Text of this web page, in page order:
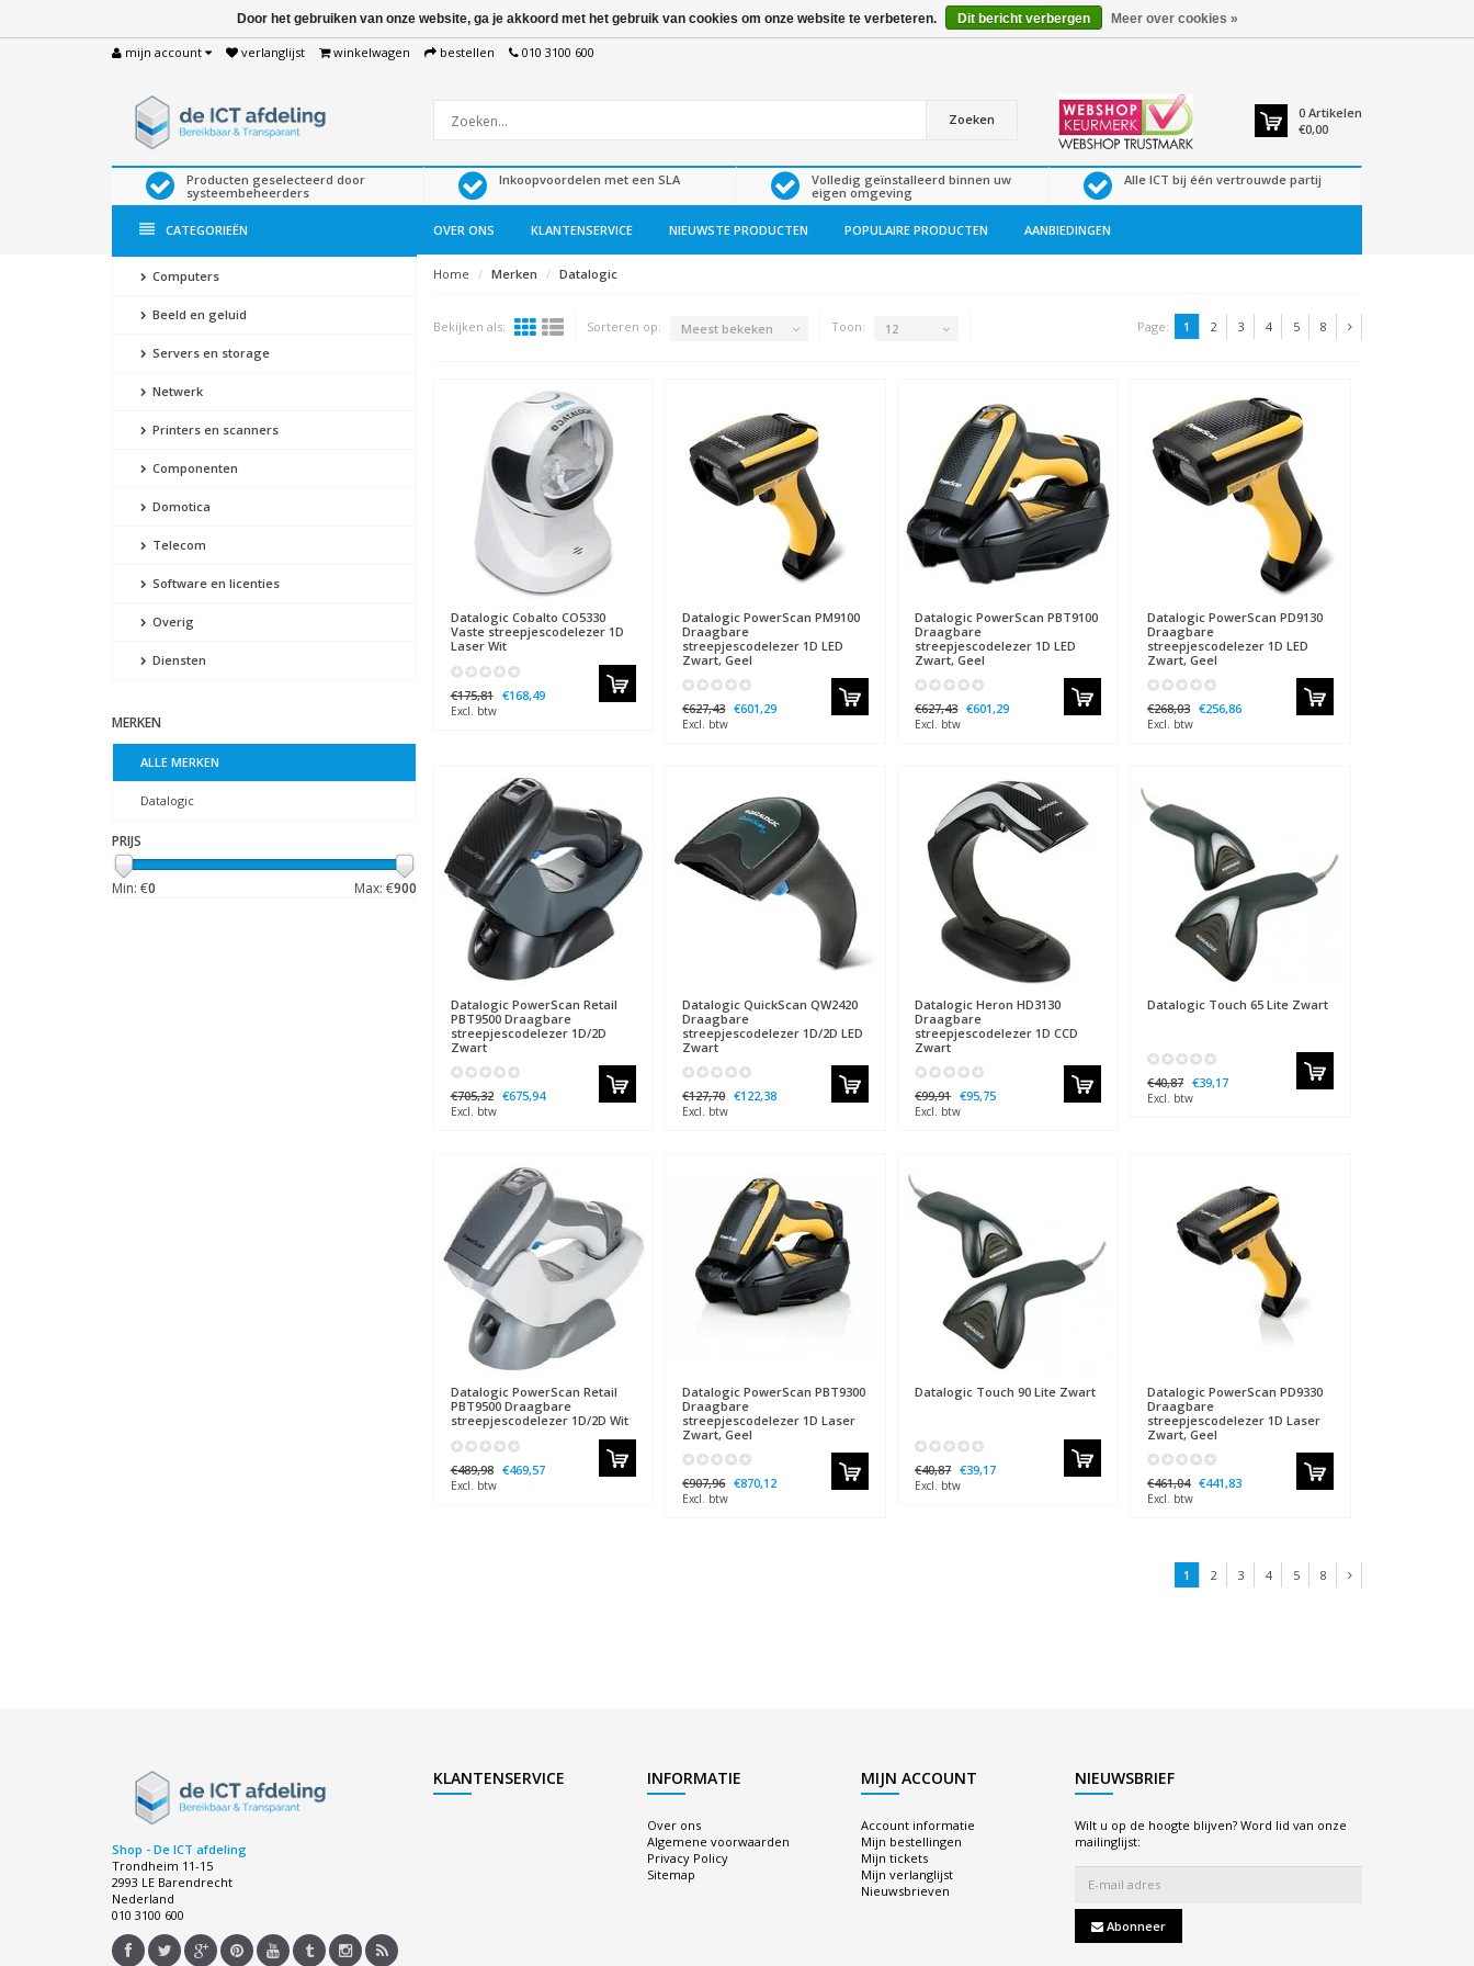
mijn account verlanglijst winkelwagen bestellen 010 3100 600
Zoeken 0 Artikelen
€0,00
Producten geselecteerd door
systeembeheerders
Inkoopvoordelen met een SLA
Volledig geïnstalleerd binnen uw
eigen omgeving
Alle ICT bij één vertrouwde partij
CATEGORIEËN OVER ONS KLANTENSERVICE NIEUWSTE PRODUCTEN POPULAIRE PRODUCTEN AANBIEDINGEN
Computers
Beeld en geluid
Servers en storage
Netwerk
Printers en scanners
Componenten
Domotica
Telecom
Software en licenties
Overig
Diensten
MERKEN
ALLE MERKEN
Datalogic
PRIJS
Min: €0 Max: €900
Home Merken Datalogic
Bekijken als: Sorteren op: Meest bekeken Toon: 12 Page: 1 2 3 4 5 8
DatalogicCobalto CO5330
Vaste streepjescodelezer 1D
Laser Wit
€175,81 €168,49
Excl. btw
Datalogic PowerScan PM9100
Draagbare
streepjescodelezer 1D LED
Zwart, Geel
€627,43 €601,29
Excl. btw
Datalogic PowerScan PBT9100
Draagbare
streepjescodelezer 1D LED
Zwart, Geel
€627,43 €601,29
Excl. btw
Datalogic PowerScan PD9130
Draagbare
streepjescodelezer 1D LED
Zwart, Geel
€268,03 €256,86
Excl. btw
DatalogicPowerScan Retail
PBT9500 Draagbare
streepjescodelezer 1D/2D
Zwart
€705,32 €675,94
Excl. btw
Datalogic QuickScan QW2420
Draagbare
streepjescodelezer 1D/2D LED
Zwart
€127,70 €122,38
Excl. btw
Datalogic Heron HD3130
Draagbare
streepjescodelezer 1D CCD
Zwart
€99,91 €95,75
Excl. btw
Datalogic Touch 65 Lite Zwart
€40,87 €39,17
Excl. btw
DatalogicPowerScan Retail
PBT9500 Draagbare
streepjescodelezer 1D/2D Wit
€489,98 €469,57
Excl. btw
Datalogic PowerScan PBT9300
Draagbare
streepjescodelezer 1D Laser
Zwart, Geel
€907,96 €870,12
Excl. btw
Datalogic Touch 90 Lite Zwart
€40,87 €39,17
Excl. btw
Datalogic PowerScan PD9330
Draagbare
streepjescodelezer 1D Laser
Zwart, Geel
€461,04 €441,83
Excl. btw
1 2 3 4 5 8
Shop - De ICT afdeling
Trondheim 11-15
2993 LE Barendrecht
Nederland
010 3100 600
KLANTENSERVICE INFORMATIE
Over ons
Algemene voorwaarden
Privacy Policy
Sitemap
MIJN ACCOUNT
Account informatie
Mijn bestellingen
Mijn tickets
Mijn verlanglijst
Nieuwsbrieven
NIEUWSBRIEF
Wilt u op de hoogte blijven? Word lid van onze
mailinglijst:
Abonneer
Door het gebruiken van onze website, ga je akkoord met het gebruik van cookies om onze website te verbeteren. Dit bericht verbergen Meer over cookies »